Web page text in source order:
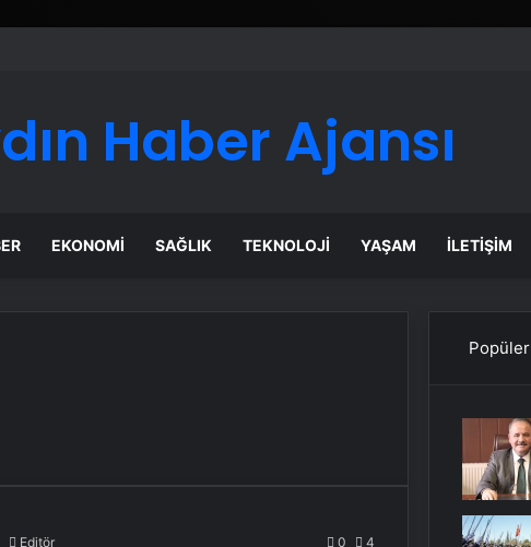
Haber Ajansı
EKONOMI SAĞLIK TEKNOLOJI YAŞAM İLETIŞIM
Editör 0 4
Popüler